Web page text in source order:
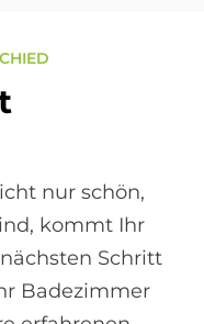
nur schön,
kommt Ihr
Schritt
Badezimmer